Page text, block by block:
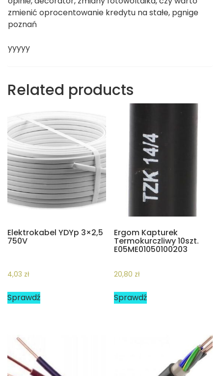
zmienić oprocentowanie kredytu na stałe, pgnige
poznań
yyyyy
Related products
Elektrokabel YDYp 3×2,5
750V
4,03 zł
Sprawdź
Ergom Kapturek
Termokurczliwy 10szt.
E05ME01050100203
20,80 zł
Sprawdź